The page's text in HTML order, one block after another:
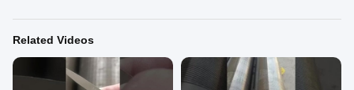
Related Videos